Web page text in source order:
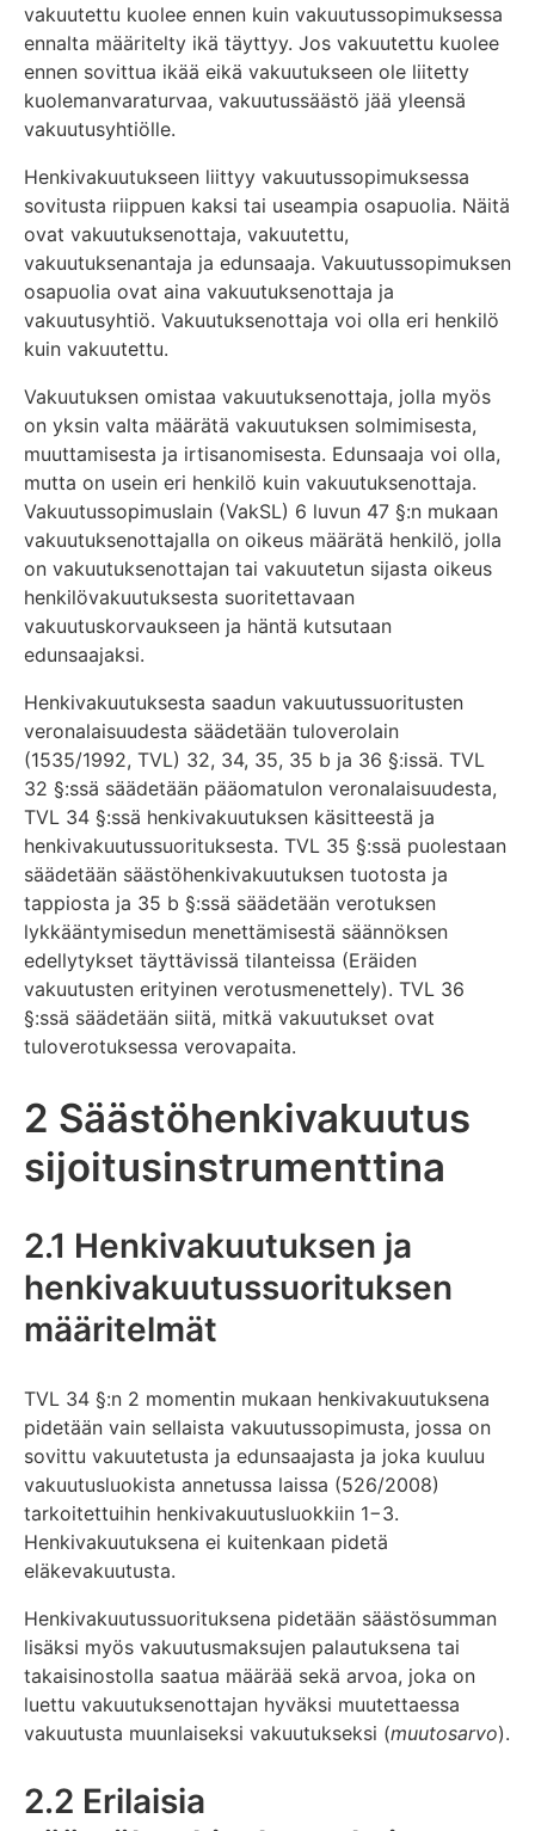
vakuutettu kuolee ennen kuin vakuutussopimuksessa
ennalta määritelty ikä täyttyy. Jos vakuutettu kuolee
ennen sovittua ikää eikä vakuutukseen ole liitetty
kuolemanvaraturvaa, vakuutussäästö jää yleensä
vakuutusyhtiölle.
Henkivakuutukseen liittyy vakuutussopimuksessa
sovitusta riippuen kaksi tai useampia osapuolia. Näitä
ovat vakuutuksenottaja, vakuutettu,
vakuutuksenantaja ja edunsaaja. Vakuutussopimuksen
osapuolia ovat aina vakuutuksenottaja ja
vakuutusyhtiö. Vakuutuksenottaja voi olla eri henkilö
kuin vakuutettu.
Vakuutuksen omistaa vakuutuksenottaja, jolla myös
on yksin valta määrätä vakuutuksen solmimisesta,
muuttamisesta ja irtisanomisesta. Edunsaaja voi olla,
mutta on usein eri henkilö kuin vakuutuksenottaja.
Vakuutussopimuslain (VakSL) 6 luvun 47 §:n mukaan
vakuutuksenottajalla on oikeus määrätä henkilö, jolla
on vakuutuksenottajan tai vakuutetun sijasta oikeus
henkilövakuutuksesta suoritettavaan
vakuutuskorvaukseen ja häntä kutsutaan
edunsaajaksi.
Henkivakuutuksesta saadun vakuutussuoritusten
veronalaisuudesta säädetään tuloverolain
(1535/1992, TVL) 32, 34, 35, 35 b ja 36 §:issä. TVL
32 §:ssä säädetään pääomatulon veronalaisuudesta,
TVL 34 §:ssä henkivakuutuksen käsitteestä ja
henkivakuutussuorituksesta. TVL 35 §:ssä puolestaan
säädetään säästöhenkivakuutuksen tuotosta ja
tappiosta ja 35 b §:ssä säädetään verotuksen
lykkääntymisedun menettämisestä säännöksen
edellytykset täyttävissä tilanteissa (Eräiden
vakuutusten erityinen verotusmenettely). TVL 36
§:ssä säädetään siitä, mitkä vakuutukset ovat
tuloverotuksessa verovapaita.
2 Säästöhenkivakuutus
sijoitusinstrumenttina
2.1 Henkivakuutuksen ja
henkivakuutussuorituksen
määritelmät
TVL 34 §:n 2 momentin mukaan henkivakuutuksena
pidetään vain sellaista vakuutussopimusta, jossa on
sovittu vakuutetusta ja edunsaajasta ja joka kuuluu
vakuutusluokista annetussa laissa (526/2008)
tarkoitettuihin henkivakuutusluokkiin 1−3.
Henkivakuutuksena ei kuitenkaan pidetä
eläkevakuutusta.
Henkivakuutussuorituksena pidetään säästösumman
lisäksi myös vakuutusmaksujen palautuksena tai
takaisinostolla saatua määrää sekä arvoa, joka on
luettu vakuutuksenottajan hyväksi muutettaessa
vakuutusta muunlaiseksi vakuutukseksi (muutosarvo).
2.2 Erilaisia